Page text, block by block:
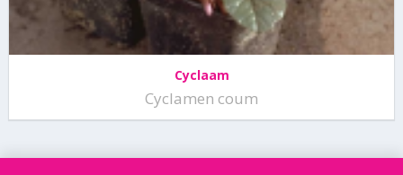
Cyclaam
Cyclamen coum